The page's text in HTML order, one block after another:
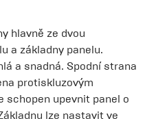
hlavně ze dvou
a základny panelu.
a snadná. Spodní strana
protiskluzovým
schopen upevnit panel o
lze nastavit ve